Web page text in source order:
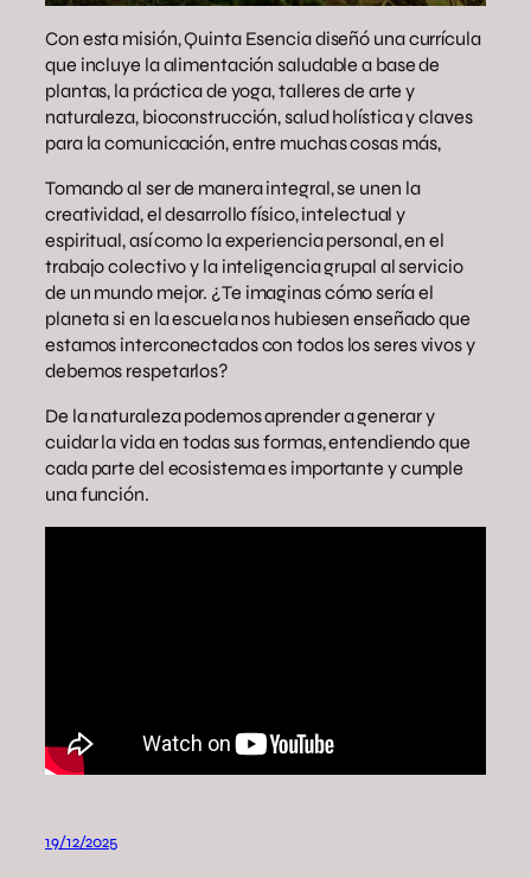
Con esta misión, Quinta Esencia diseñó una currícula
que incluye la alimentación saludable a base de
plantas, la práctica de yoga, talleres de arte y
naturaleza, bioconstrucción, salud holística y claves
para la comunicación, entre muchas cosas más,
Tomando al ser de manera integral, se unen la
creatividad, el desarrollo físico, intelectual y
espiritual, así como la experiencia personal, en el
trabajo colectivo y la inteligencia grupal al servicio
de un mundo mejor. ¿Te imaginas cómo sería el
planeta si en la escuela nos hubiesen enseñado que
estamos interconectados con todos los seres vivos y
debemos respetarlos?
De la naturaleza podemos aprender a generar y
cuidar la vida en todas sus formas, entendiendo que
cada parte del ecosistema es importante y cumple
una función.
19/12/2025